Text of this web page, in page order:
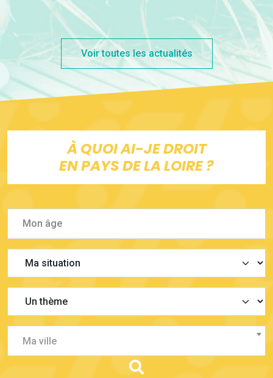
Voir toutes les actualités
À QUOI AI-JE DROIT
EN PAYS DE LA LOIRE ?
Ma ville